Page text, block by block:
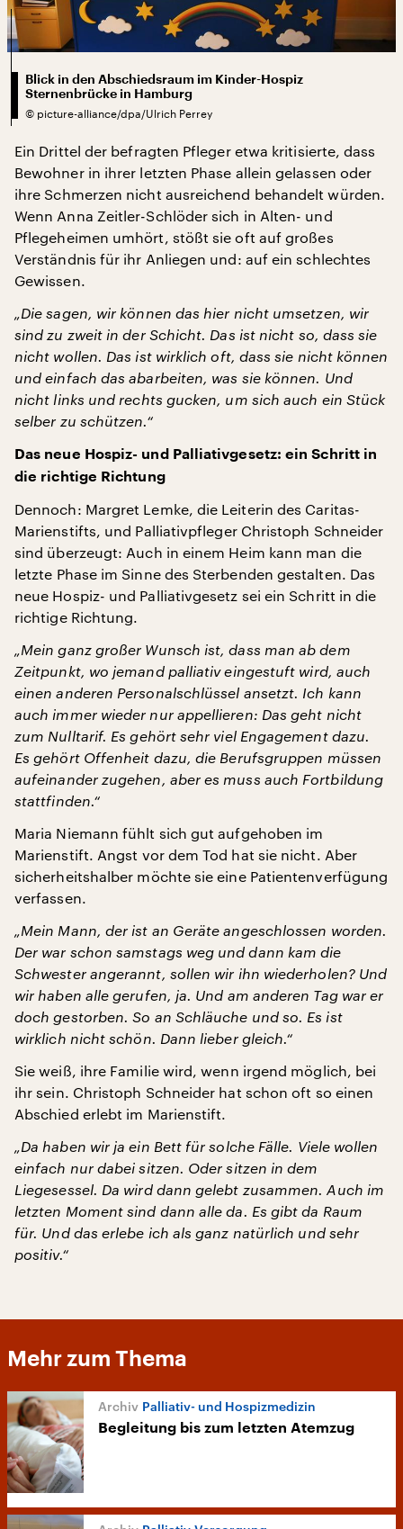
Blick in den Abschiedsraum im Kinder-Hospiz
Sternenbrücke in Hamburg
© picture-alliance/dpa/Ulrich Perrey
Ein Drittel der befragten Pfleger etwa kritisierte, dass
Bewohner in ihrer letzten Phase allein gelassen oder
ihre Schmerzen nicht ausreichend behandelt würden.
Wenn Anna Zeitler-Schlöder sich in Alten- und
Pflegeheimen umhört, stößt sie oft auf großes
Verständnis für ihr Anliegen und: auf ein schlechtes
Gewissen.
„Die sagen, wir können das hier nicht umsetzen, wir
sind zu zweit in der Schicht. Das ist nicht so, dass sie
nicht wollen. Das ist wirklich oft, dass sie nicht können
und einfach das abarbeiten, was sie können. Und
nicht links und rechts gucken, um sich auch ein Stück
selber zu schützen.“
Das neue Hospiz- und Palliativgesetz: ein Schritt in
die richtige Richtung
Dennoch: Margret Lemke, die Leiterin des Caritas-
Marienstifts, und Palliativpfleger Christoph Schneider
sind überzeugt: Auch in einem Heim kann man die
letzte Phase im Sinne des Sterbenden gestalten. Das
neue Hospiz- und Palliativgesetz sei ein Schritt in die
richtige Richtung.
„Mein ganz großer Wunsch ist, dass man ab dem
Zeitpunkt, wo jemand palliativ eingestuft wird, auch
einen anderen Personalschlüssel ansetzt. Ich kann
auch immer wieder nur appellieren: Das geht nicht
zum Nulltarif. Es gehört sehr viel Engagement dazu.
Es gehört Offenheit dazu, die Berufsgruppen müssen
aufeinander zugehen, aber es muss auch Fortbildung
stattfinden.“
Maria Niemann fühlt sich gut aufgehoben im
Marienstift. Angst vor dem Tod hat sie nicht. Aber
sicherheitshalber möchte sie eine Patientenverfügung
verfassen.
„Mein Mann, der ist an Geräte angeschlossen worden.
Der war schon samstags weg und dann kam die
Schwester angerannt, sollen wir ihn wiederholen? Und
wir haben alle gerufen, ja. Und am anderen Tag war er
doch gestorben. So an Schläuche und so. Es ist
wirklich nicht schön. Dann lieber gleich.“
Sie weiß, ihre Familie wird, wenn irgend möglich, bei
ihr sein. Christoph Schneider hat schon oft so einen
Abschied erlebt im Marienstift.
„Da haben wir ja ein Bett für solche Fälle. Viele wollen
einfach nur dabei sitzen. Oder sitzen in dem
Liegesessel. Da wird dann gelebt zusammen. Auch im
letzten Moment sind dann alle da. Es gibt da Raum
für. Und das erlebe ich als ganz natürlich und sehr
positiv.“
Mehr zum Thema
Palliativ- und Hospizmedizin
Begleitung bis zum letzten Atemzug